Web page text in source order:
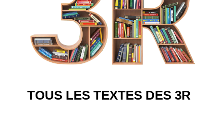
TOUS LES TEXTES DES 3R